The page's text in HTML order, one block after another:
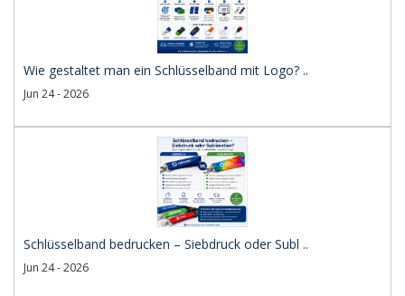
Wie gestaltet man ein Schlüsselband mit Logo? ..
Jun 24 - 2026
Schlüsselband bedrucken – Siebdruck oder Subl ..
Jun 24 - 2026